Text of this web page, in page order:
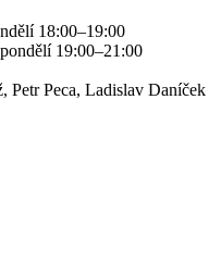
18:00–19:00
19:00–21:00
Petr Peca, Ladislav Daníček